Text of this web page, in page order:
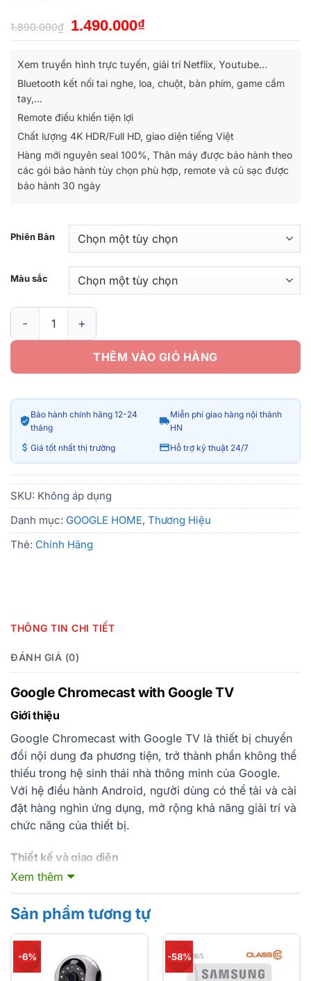
1.890.000₫
Giá
gốc
là:
1.890.000₫.
1.490.000₫Giá
hiện
tại
là:
1.490.000₫.
Xem truyền hình trực tuyến, giải trí Netflix, Youtube…
Bluetooth kết nối tai nghe, loa, chuột, bàn phím, game cầm
tay,…
Remote điều khiển tiện lợi
Chất lượng 4K HDR/Full HD, giao diện tiếng Việt
Hàng mới nguyên seal 100%, Thân máy được bảo hành theo
các gói bảo hành tùy chọn phù hợp, remote và củ sạc được
bảo hành 30 ngày
Phiên Bản
Màu sắc
Google Chromecast with Google TV, chất lượng 4K HDR, ra
THÊM VÀO GIỎ HÀNG
Bảo hành chính hãng 12-24
tháng
Miễn phí giao hàng nội thành
HN
Giá tốt nhất thị trường
Hỗ trợ kỹ thuật 24/7
SKU: Không áp dụng
Danh mục: GOOGLE HOME, Thương Hiệu
Thẻ: Chính Hãng
THÔNG TIN CHI TIẾT
ĐÁNH GIÁ (0)
Google Chromecast with Google TV
Giới thiệu
Google Chromecast with Google TV là thiết bị chuyển
đổi nội dung đa phương tiện, trở thành phần không thể
thiếu trong hệ sinh thái nhà thông minh của Google.
Với hệ điều hành Android, người dùng có thể tải và cài
đặt hàng nghìn ứng dụng, mở rộng khả năng giải trí và
chức năng của thiết bị.
Thiết kế và giao diện
Thiết kế nhỏ gọn, dễ dàng gắn sau TV, Chromecast
Google Chromecast Ultra. Đi kèm
dụng pin AAA, giúp người dùng điều khiển thiết bị một
cách tiện lợi. Bên cạnh đó, phiên bản mới được cung
cấp ba màu sắc trẻ trung, hiện đại thay vì màu đen
Xem thêm
Sản phẩm tương tự
-6% -58%